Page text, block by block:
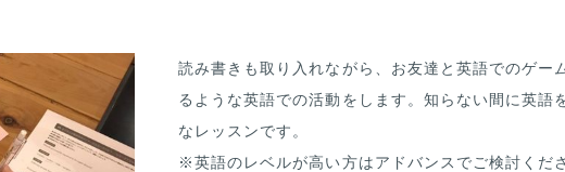
読み書きも取り入れながら、お友達と英語でのゲー
るような英語での活動をします。知らない間に英語
なレッスンです。
※英語のレベルが高い方はアドバンスでご検討くだ